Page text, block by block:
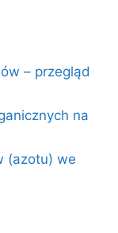
– przegląd
na
(azotu) we